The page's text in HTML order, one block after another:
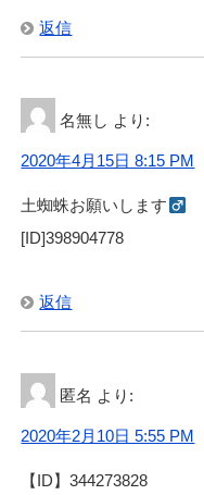
返信
名無し より:
2020年4月15日 8:15 PM
土蜘蛛お願いします‍
[ID]398904778
返信
匿名 より:
2020年2月10日 5:55 PM
【ID】344273828